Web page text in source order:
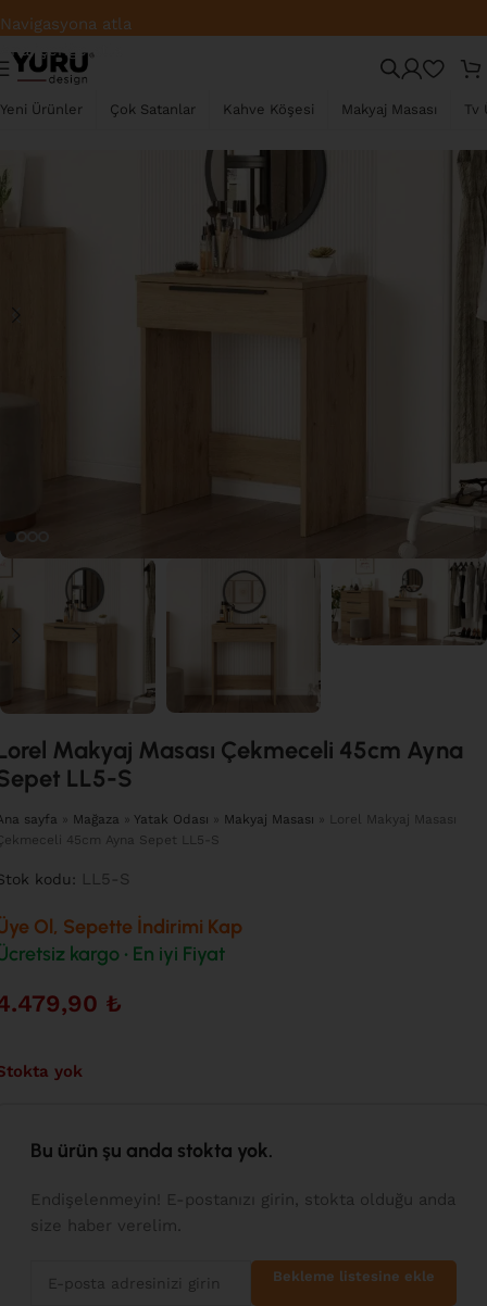
Navigasyona atla
Ana içeriğe atla
Fabrikadan Direkt Satış – En İyi Fiyat
Yeni Ürünler Çok Satanlar Kahve Köşesi Makyaj Masası Tv
Makyaj Masası Çekmeceli 45cm Ayna
LL5-S
sayfa » Mağaza » Yatak Odası » Makyaj Masası »
Lorel Makyaj Masası
45cm Ayna Sepet LL5-S
kodu: LL5-S
Ol, Sepette İndirimi Kap
kargo • En iyi Fiyat
₺
yok
Bu ürün şu anda stokta yok.
Endişelenmeyin! E-postanızı girin, stokta olduğu anda
size haber verelim.
Bekleme listesine ekle